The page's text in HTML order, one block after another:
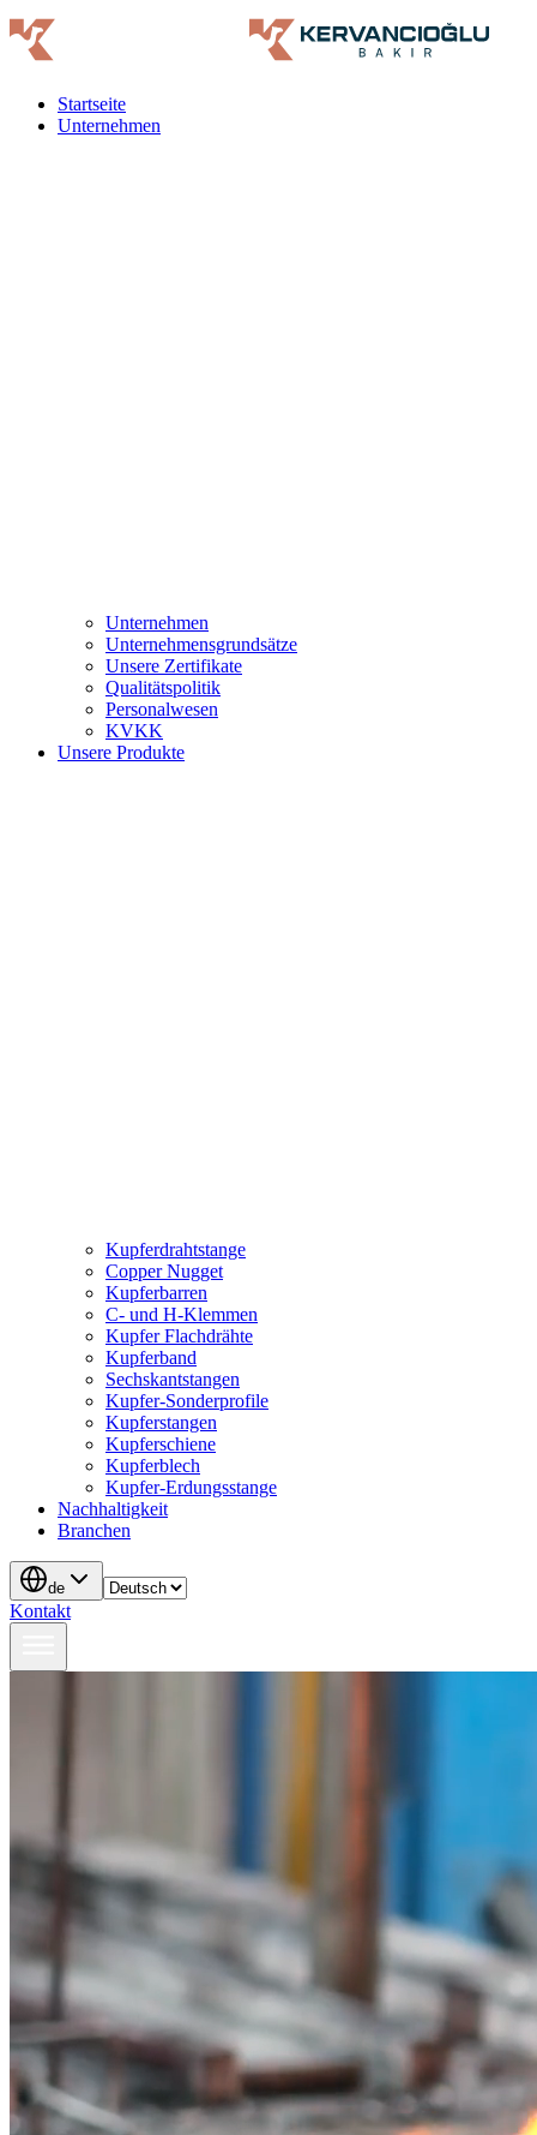
Startseite
Unternehmen
Unternehmen
Unternehmensgrundsätze
Unsere Zertifikate
Qualitätspolitik
Personalwesen
KVKK
Unsere Produkte
Kupferdrahtstange
Copper Nugget
Kupferbarren
C- und H-Klemmen
Kupfer Flachdrähte
Kupferband
Sechskantstangen
Kupfer-Sonderprofile
Kupferstangen
Kupferschiene
Kupferblech
Kupfer-Erdungsstange
Nachhaltigkeit
Branchen
de
Kontakt